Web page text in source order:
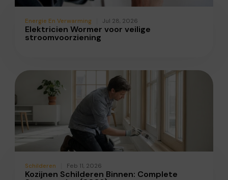
Energie En Verwarming Jul 28, 2026
Elektricien Wormer voor veilige
stroomvoorziening
Schilderen Feb 11, 2026
Kozijnen Schilderen Binnen: Complete